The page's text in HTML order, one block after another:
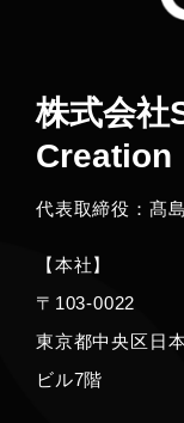
株式会
Creation
代表取締役：髙
【本社】
〒103‐0022
東京都中央区日
ビル7階